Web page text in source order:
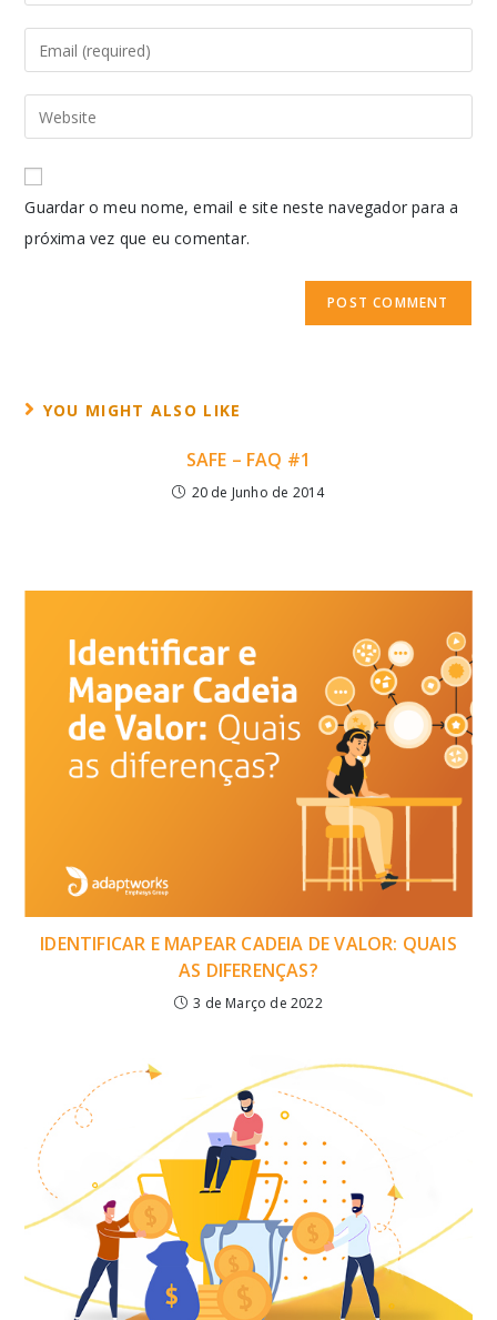
Guardar o meu nome, email e site neste navegador para a
próxima vez que eu comentar.
YOU MIGHT ALSO LIKE
SAFE – FAQ #1
20 de Junho de 2014
IDENTIFICAR E MAPEAR CADEIA DE VALOR: QUAIS
AS DIFERENÇAS?
3 de Março de 2022